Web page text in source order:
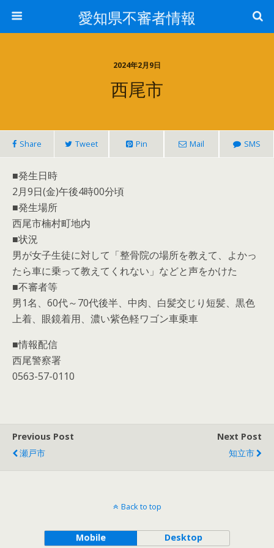
愛知県不審者情報
2024年2月9日
西尾市
Share Tweet Pin Mail SMS
■発生日時
2月9日(金)午後4時00分頃
■発生場所
西尾市楠村町地内
■状況
男が女子生徒に対して「整骨院の場所を教えて、よかっ
たら車に乗って教えてくれない」などと声をかけた
■不審者等
男1名、60代～70代後半、中肉、白髪交じり短髪、黒色
上着、眼鏡着用、濃い紫色軽ワゴン車乗車
■情報配信
西尾警察署
0563-57-0110
Previous Post
瀬戸市
Next Post
知立市
Back to top
Mobile Desktop